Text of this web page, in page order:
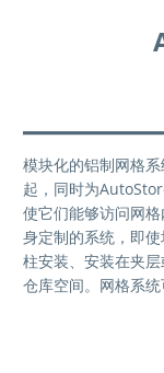
模块化的铝制网格
起，同时为
使它们能够访问网
身定制的系统，即
柱安装、安装在夹
仓库空间。网格系统